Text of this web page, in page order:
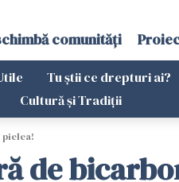
comunități
Tu știi ce drepturi ai?
Cultură și Tradiții
de